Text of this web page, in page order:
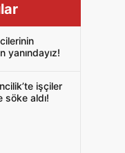
yanındayız!
işçiler
söke aldı!